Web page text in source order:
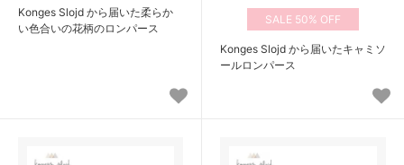
Konges Slojd から届いた柔らか
い色合いの花柄のロンパース
50%
Konges Slojd から届いたキャミソ
ールロンパース